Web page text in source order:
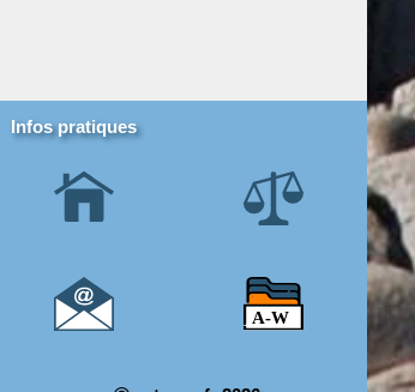
Infos pratiques